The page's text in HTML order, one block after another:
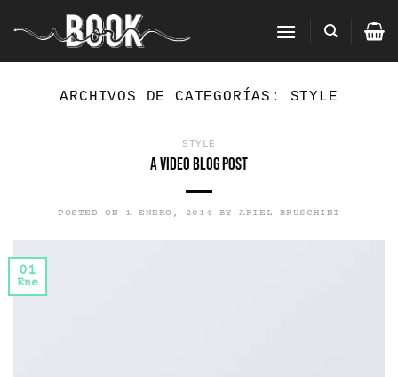
al
ARCHIVOS DE CATEGORÍAS: STYLE
STYLE
A Video Blog Post
POSTED ON 1 ENERO, 2014 BYARIEL BRUSCHINI
01
Ene